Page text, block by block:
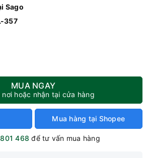
Sago
357
MUA NGAY
nơi hoặc nhận tại cửa hàng
Mua hàng tại Shopee
468 để tư vấn mua hàng